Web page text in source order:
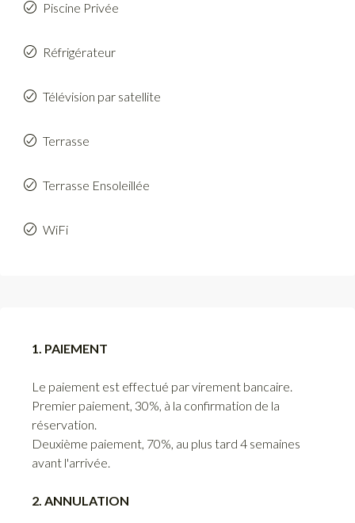
Piscine Privée
Réfrigérateur
Télévision par satellite
Terrasse
Terrasse Ensoleillée
WiFi
1. PAIEMENT
Le paiement est effectué par virement bancaire.
Premier paiement, 30%, à la confirmation de la
réservation.
Deuxième paiement, 70%, au plus tard 4 semaines
avant l'arrivée.
2. ANNULATION